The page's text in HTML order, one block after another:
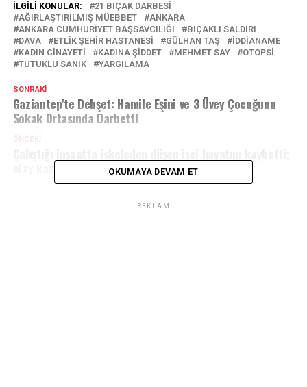
İLGILI KONULAR:
21 BIÇAK DARBESI
AĞIRLAŞTIRILMIŞ MÜEBBET
ANKARA
ANKARA CUMHURIYET BAŞSAVCILIĞI
BIÇAKLI SALDIRI
DAVA
ETLIK ŞEHIR HASTANESI GÜLHAN TAŞ
İDDİANAME
KADIN CINAYETI
KADINA ŞIDDET MEHMET SAY
OTOPSİ
TUTUKLU SANIK
YARGILAMA
SONRAKI
Gaziantep’te Dehşet: Hamile Eşini ve 3 Üvey Çocuğunu
Sokak Ortasında Darbetti
ÖNCEKI
olay kamerada
OKUMAYA DEVAM ET
REKLAM